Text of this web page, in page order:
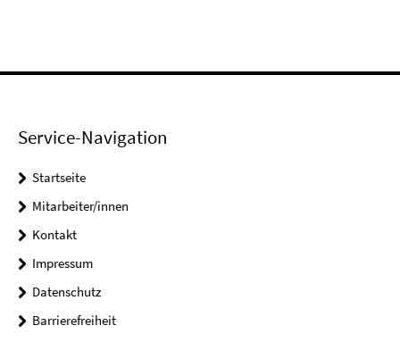
Service-Navigation
Startseite
Mitarbeiter/innen
Kontakt
Impressum
Datenschutz
Barrierefreiheit